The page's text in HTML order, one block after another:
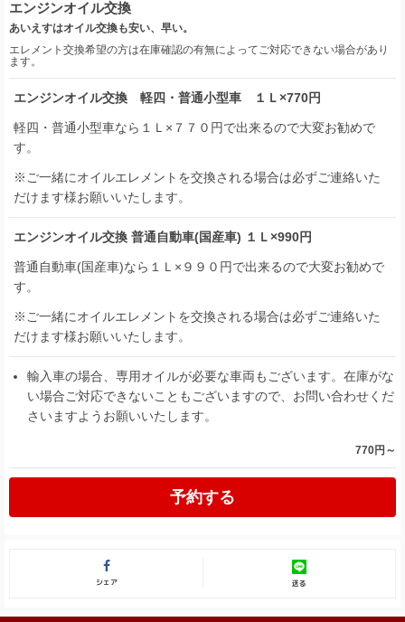
エンジンオイル交換
あいえすはオイル交換も安い、早い。
エレメント交換希望の方は在庫確認の有無によってご対応できない場合があり
ます。
エンジンオイル交換 軽四・普通小型車 １Ｌ×770円
軽四・普通小型車なら１Ｌ×７７０円で出来るので大変お勧めで
す。
※ご一緒にオイルエレメントを交換される場合は必ずご連絡いた
だけます様お願いいたします。
エンジンオイル交換 普通自動車(国産車) １Ｌ×990円
普通自動車(国産車)なら１Ｌ×９９０円で出来るので大変お勧めで
す。
※ご一緒にオイルエレメントを交換される場合は必ずご連絡いた
だけます様お願いいたします。
輸入車の場合、専用オイルが必要な車両もございます。在庫がな
い場合ご対応できないこともございますので、お問い合わせくだ
さいますようお願いいたします。
770円～
予約する
シェア 送る